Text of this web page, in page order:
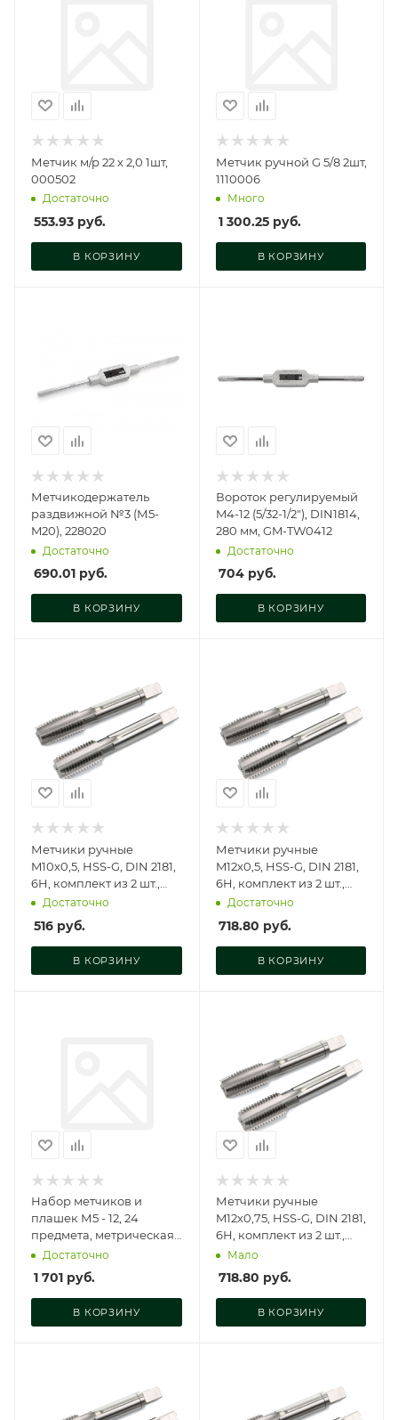
Метчик м/р 22 х 2,0 1шт,
000502
Достаточно
553.93 руб.
В КОРЗИНУ
Метчик ручной G 5/8 2шт,
1110006
Много
1 300.25руб.
В КОРЗИНУ
Метчикодержатель
раздвижной №3 (М5-
M20), 228020
Достаточно
690.01 руб.
В КОРЗИНУ
Вороток регулируемый
M4-12 (5/32-1/2"), DIN1814,
280 мм, GM-TW0412
Достаточно
704руб.
В КОРЗИНУ
Метчики ручные
M10х0,5, HSS-G, DIN 2181,
6H, комплект из 2 шт.,
GM-TF10050
Достаточно
516 руб.
В КОРЗИНУ
Метчики ручные
M12х0,5, HSS-G, DIN 2181,
6H, комплект из 2 шт.,
GM-TF12050
Достаточно
718.80 руб.
В КОРЗИНУ
Набор метчиков и
плашек М5 - 12, 24
предмета, метрическая
резьба, T030003
Достаточно
1 701 руб.
В КОРЗИНУ
Метчики ручные
M12х0,75, HSS-G, DIN 2181,
6H, комплект из 2 шт.,
GM-TF12075
Мало
718.80 руб.
В КОРЗИНУ